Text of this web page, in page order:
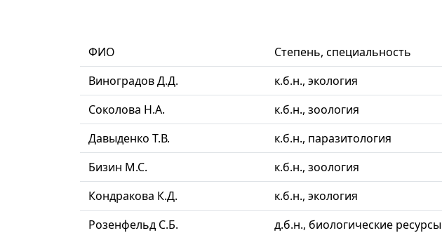
ФИО Степень, специальность
Виноградов Д.Д.
к.б.н., экология
Соколова Н.А.
к.б.н., зоология
Давыденко Т.В.
к.б.н., паразитология
Бизин М.С.
к.б.н., зоология
Кондракова К.Д.
к.б.н., экология
Розенфельд С.Б.
д.б.н., биологические ресурсы